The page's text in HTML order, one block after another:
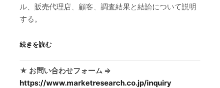
ル、販売代理店、顧客、調査結果と結論について説明
する。
続きを読む
★ お問い合わせフォーム ⇒
https://www.marketresearch.co.jp/inquiry